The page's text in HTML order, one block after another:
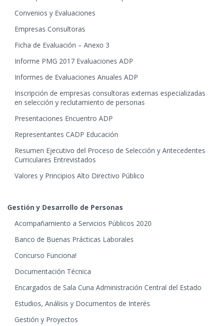
Convenios y Evaluaciones
Empresas Consultoras
Ficha de Evaluación – Anexo 3
Informe PMG 2017 Evaluaciones ADP
Informes de Evaluaciones Anuales ADP
Inscripción de empresas consultoras externas especializadas
en selección y reclutamiento de personas
Presentaciones Encuentro ADP
Representantes CADP Educación
Resumen Ejecutivo del Proceso de Selección y Antecedentes
Curriculares Entrevistados
Valores y Principios Alto Directivo Público
Gestión y Desarrollo de Personas
Acompañamiento a Servicios Públicos 2020
Banco de Buenas Prácticas Laborales
Concurso Funciona!
Documentación Técnica
Encargados de Sala Cuna Administración Central del Estado
Estudios, Análisis y Documentos de Interés
Gestión y Proyectos